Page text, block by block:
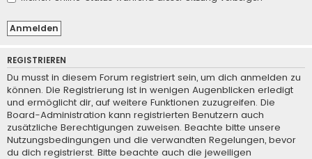
REGISTRIEREN
Du musst in diesem Forum registriert sein, um dich anmelden zu
können. Die Registrierung ist in wenigen Augenblicken erledigt
und ermöglicht dir, auf weitere Funktionen zuzugreifen. Die
Board-Administration kann registrierten Benutzern auch
zusätzliche Berechtigungen zuweisen. Beachte bitte unsere
Nutzungsbedingungen und die verwandten Regelungen, bevor
du dich registrierst. Bitte beachte auch die jeweiligen